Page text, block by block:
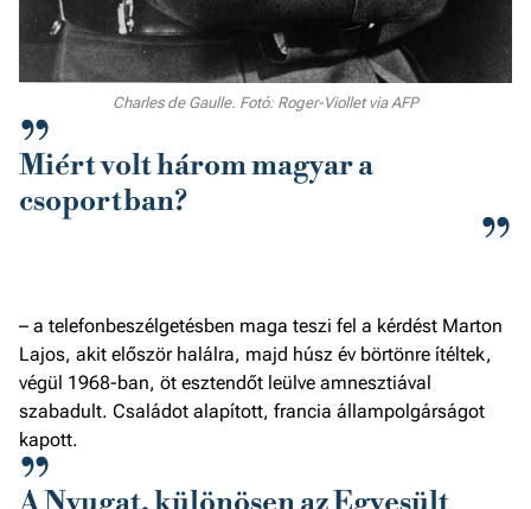
Charles de Gaulle. Fotó: Roger-Viollet via AFP
Miért volt három magyar a
csoportban?
– a telefonbeszélgetésben maga teszi fel a kérdést Marton
Lajos, akit először halálra, majd húsz év börtönre ítéltek,
végül 1968-ban, öt esztendőt leülve amnesztiával
szabadult. Családot alapított, francia állampolgárságot
kapott.